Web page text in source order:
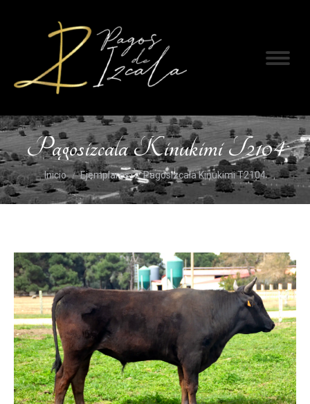
Pagosizcala Kinukimi T2104
Estás aquí:
Inicio Ejemplares Pagosizcala Kinukimi T2104